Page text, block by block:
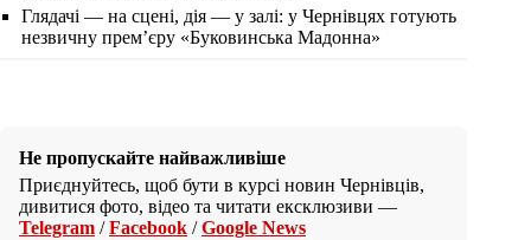
Глядачі — на сцені, дія — у залі: у Чернівцях готують
незвичну прем’єру «Буковинська Мадонна»
Не пропускайте найважливіше
Приєднуйтесь, щоб бути в курсі новин Чернівців,
дивитися фото, відео та читати ексклюзиви —
Telegram /Facebook /Google News